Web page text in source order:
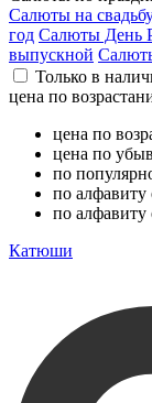
Салюты на
год Салюты День
выпускной
Только в
цена по
цена по
цена по
по
по
по
Катюши